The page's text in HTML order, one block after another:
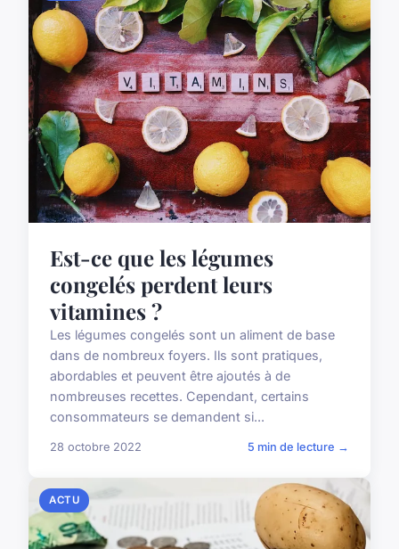
Est-ce que les légumes
congelés perdent leurs
vitamines ?
Les légumes congelés sont un aliment de base
dans de nombreux foyers. Ils sont pratiques,
abordables et peuvent être ajoutés à de
nombreuses recettes. Cependant, certains
consommateurs se demandent si...
28 octobre 2022 5 min de lecture →
ACTU